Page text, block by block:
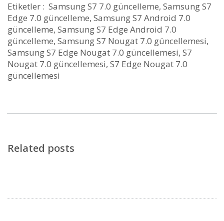
Etiketler : Samsung S7 7.0 güncelleme, Samsung S7
Edge 7.0 güncelleme, Samsung S7 Android 7.0
güncelleme, Samsung S7 Edge Android 7.0
güncelleme, Samsung S7 Nougat 7.0 güncellemesi,
Samsung S7 Edge Nougat 7.0 güncellemesi, S7
Nougat 7.0 güncellemesi, S7 Edge Nougat 7.0
güncellemesi
Related posts